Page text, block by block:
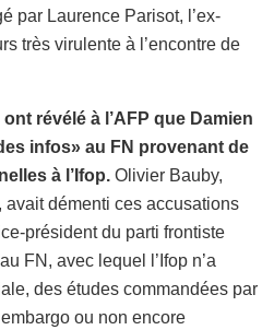
par Laurence Parisot, l’ex-
très virulente à l’encontre de
révélé à l’AFP que Damien
infos» au FN provenant de
à l’Ifop. Olivier Bauby,
avait démenti ces accusations
président du parti frontiste
FN, avec lequel l’Ifop n’a
des études commandées par
ou non encore